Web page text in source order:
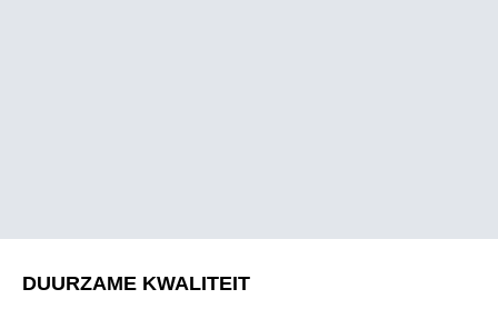
DUURZAME KWALITEIT